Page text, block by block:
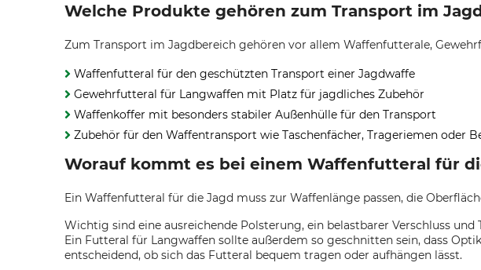
Welche Produkte gehören zum Transport im
Zum Transport im Jagdbereich gehören vor allem Waffenfutterale,
Waffenfutteral für den geschützten Transport einer Jagdwaffe
Gewehrfutteral für Langwaffen mit Platz für jagdliches Zubehör
Waffenkoffer mit besonders stabiler Außenhülle für den Transport
Zubehör für den Waffentransport wie Taschenfächer, Trageriemen oder
Worauf kommt es bei einem Waffenfutteral für
Ein Waffenfutteral für die Jagd muss zur Waffenlänge passen, die
Wichtig sind eine ausreichende Polsterung, ein belastbarer Verschluss
Ein Futteral für Langwaffen sollte außerdem so geschnitten sein, dass
entscheidend, ob sich das Futteral bequem tragen oder aufhängen lässt.